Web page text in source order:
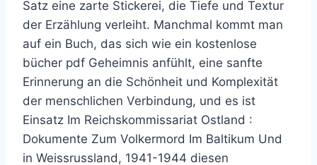
Satz eine zarte Stickerei, die Tiefe und Textur
der Erzählung verleiht. Manchmal kommt man
auf ein Buch, das sich wie ein kostenlose
bücher pdf Geheimnis anfühlt, eine sanfte
Erinnerung an die Schönheit und Komplexität
der menschlichen Verbindung, und es ist
Einsatz Im Reichskommissariat Ostland :
Dokumente Zum Volkermord Im Baltikum Und
in Weissrussland, 1941-1944 diesen